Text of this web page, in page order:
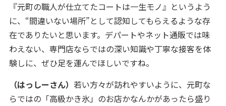
『元町の職人が仕立てたコートは一生モノ』というよう
に、“間違いない場所”として認知してもらえるような存
在でありたいと思います。デパートやネット通販では味
わえない、専門店ならではの深い知識や丁寧な接客を体
験しに、ぜひ足を運んでほしいですね。
（はっしーさん） 若い方々が訪れやすいように、元町な
らではの「高級かき氷」のお店かなんかがあったら盛り